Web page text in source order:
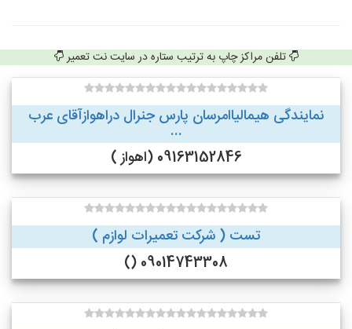
تلفن مراکز چاپ به ترتیب ستاره در سایت نت تعمیر
نمایندگی هیمالیاامرسان پارس جنرال دراهوازآقای عرب
...
09163152846 (اهواز )
تست ( شرکت تعمیرات لوازم )
09014743308 ()